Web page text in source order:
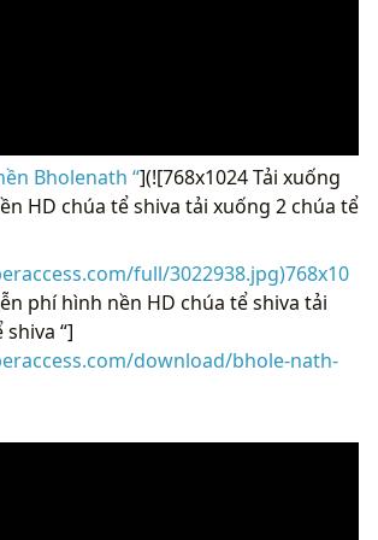
Bholenath “](![768x1024 Tải xuống
HD chúa tể shiva tải xuống 2 chúa tể
full/3022938.jpg)768x10
phí hình nền HD chúa tể shiva tải
“]
download/bhole-nath-